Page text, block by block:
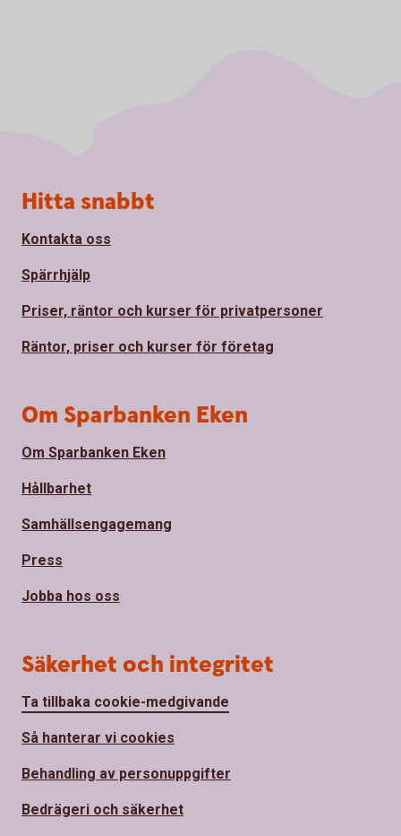
Sidfot
Hitta snabbt
Kontakta oss
Spärrhjälp
Priser, räntor och kurser för privatpersoner
Räntor, priser och kurser för företag
Om Sparbanken Eken
Om Sparbanken Eken
Hållbarhet
Samhällsengagemang
Press
Jobba hos oss
Säkerhet och integritet
Ta tillbaka cookie-medgivande
Så hanterar vi cookies
Behandling av personuppgifter
Bedrägeri och säkerhet